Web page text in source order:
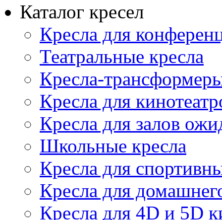
Каталог кресел
Кресла для
Театральные кресла
Кресла-
Кресла для
Кресла для залов
Школьные кресла
Кресла для
Кресла для
Кресла для 4D и 5D